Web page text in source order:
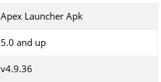
Apex Launcher Apk
5.0 and up
v4.9.36